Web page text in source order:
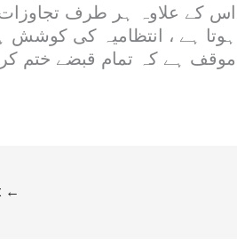
اس کے علاوہ ہر طرف تجاوزات
ہوتا ہے ، انتظامیہ کی کوشش
موقف ہے کہ تمام قبضے ختم
←